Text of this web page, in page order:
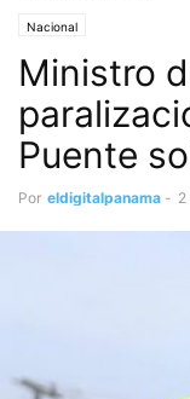
Nacional
Ministro
Puente
Por eldigitalpanama -